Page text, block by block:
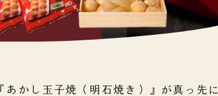
あかし玉子焼（明石焼き）』が真っ先に